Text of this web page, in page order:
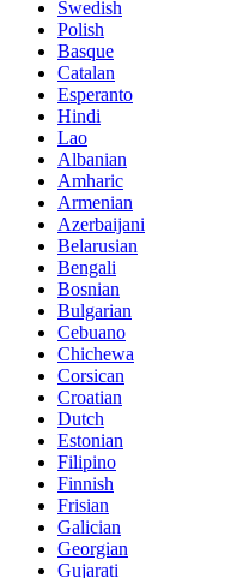
Swedish
Polish
Basque
Catalan
Esperanto
Hindi
Lao
Albanian
Amharic
Armenian
Azerbaijani
Belarusian
Bengali
Bosnian
Bulgarian
Cebuano
Chichewa
Corsican
Croatian
Dutch
Estonian
Filipino
Finnish
Frisian
Galician
Georgian
Gujarati